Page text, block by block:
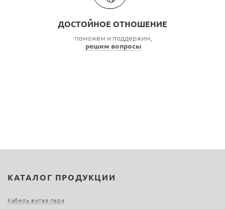
ДОСТОЙНОЕ ОТНОШЕНИЕ
поможем и поддержим,
решим вопросы
КАТАЛОГ ПРОДУКЦИИ
Кабель витая пара